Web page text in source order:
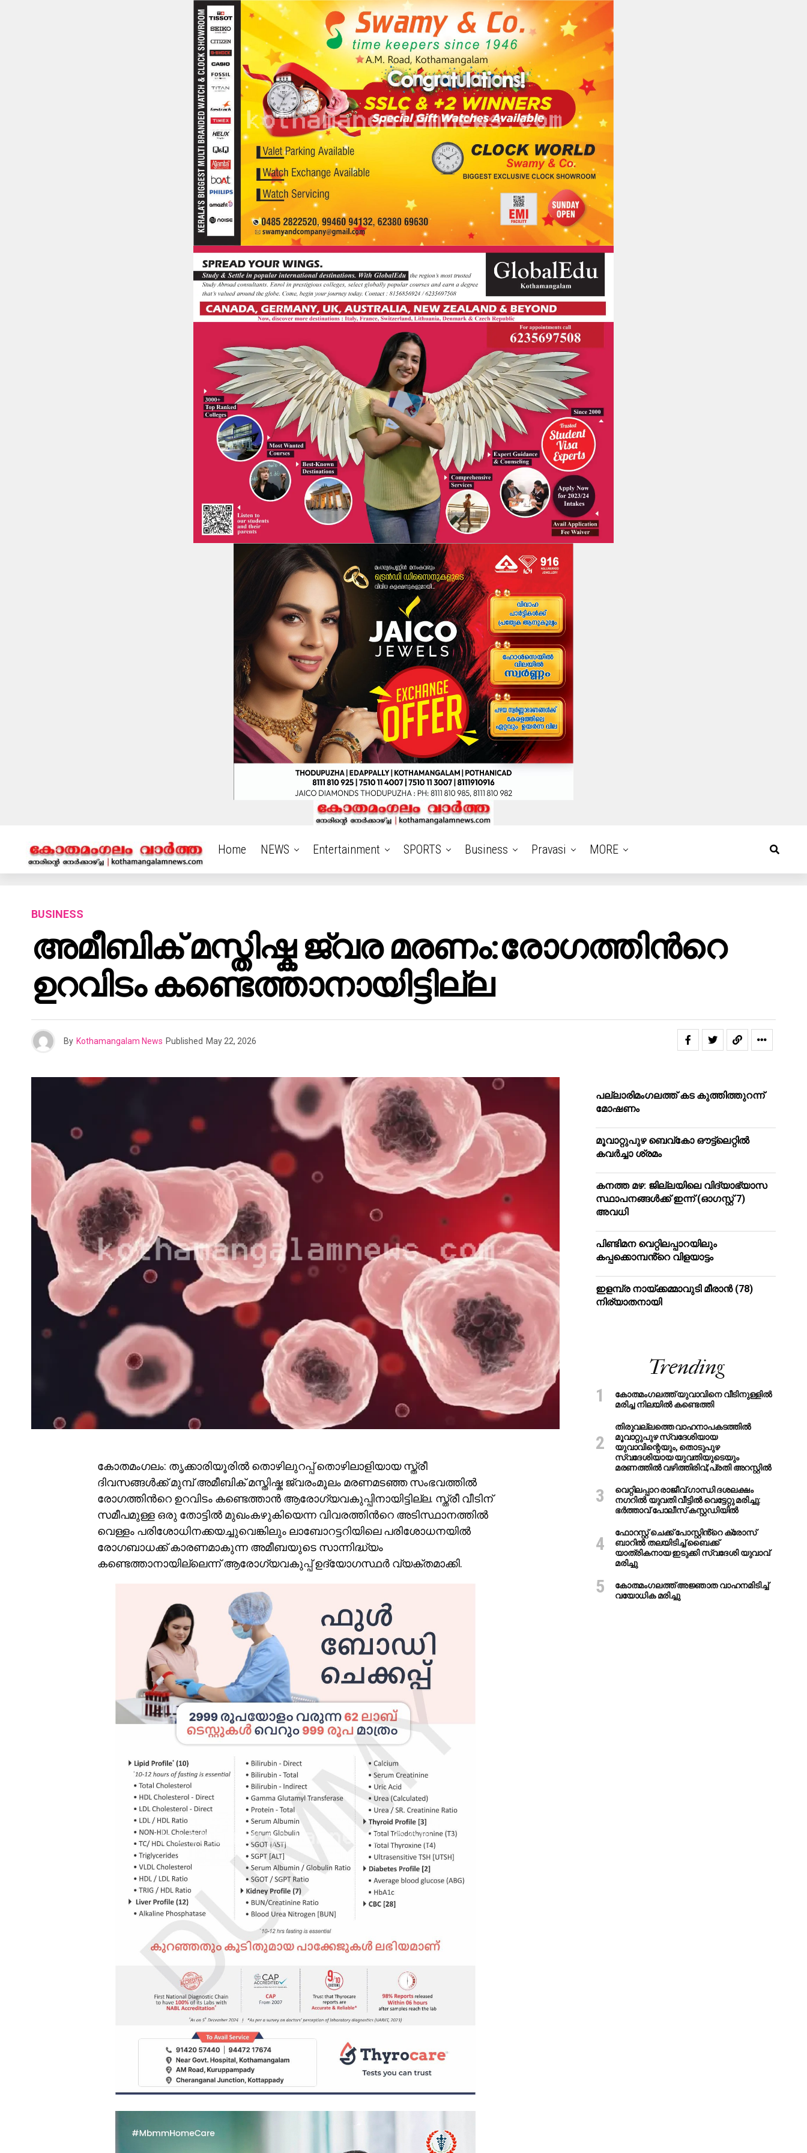
Home NEWS Entertainment SPORTS Business Pravasi MORE
BUSINESS
അമീബിക് മസ്തിഷ്ക ജ്വര മരണം:രോഗത്തിന്‍റെ
ഉറവിടം കണ്ടെത്താനായിട്ടില്ല
By Kothamangalam News Published May 22, 2026
കോതമംഗലം: തൃക്കാരിയൂരില്‍ തൊഴിലുറപ്പ് തൊഴിലാളിയായ സ്ത്രീ
ദിവസങ്ങള്‍ക്ക് മുമ്പ് അമീബിക് മസ്തിഷ്ക ജ്വരംമൂലം മരണമടഞ്ഞ സംഭവത്തിൽ
രോഗത്തിന്‍റെ ഉറവിടം കണ്ടെത്താൻ ആരോഗ്യവകുപ്പിനായിട്ടില്ല. സ്ത്രീ വീടിന്
സമീപമുള്ള ഒരു തോട്ടില്‍ മുഖംകഴുകിയെന്ന വിവരത്തിന്‍റെ അടിസ്ഥാനത്തിൽ
വെള്ളം പരിശോധിനക്കയച്ചുവെങ്കിലും ലാബോറട്ടറിയിലെ പരിശോധനയില്‍
രോഗബാധക്ക് കാരണമാകുന്ന അമീബയുടെ സാന്നിദ്ധ്യം
കണ്ടെത്താനായില്ലെന്ന് ആരോഗ്യവകുപ്പ് ഉദ്യോഗസ്ഥര്‍ വ്യക്തമാക്കി.
പ​ല്ലാ​രി​മം​ഗ​ല​ത്ത് ക​ട കു​ത്തി​ത്തുറ​ന്ന്
മോ​ഷ​ണം
മൂ​വാ​റ്റു​പു​ഴ ബെ​വ്കോ ഔ​ട്ട്‌​ലെ​റ്റിൽ
കവർച്ചാ ശ്രമം
കനത്ത മഴ: ജില്ലയിലെ വിദ്യാഭ്യാസ
സ്ഥാപനങ്ങള്‍ക്ക് ഇന്ന് (ഓഗസ്റ്റ് 7)
അവധി
പിണ്ടിമന വെറ്റിലപ്പാറയിലും
കപ്പക്കൊമ്പൻ്റെ വിളയാട്ടം
ഇളമ്പ്ര നായ്ക്കമ്മാവുടി മീരാൻ (78)
നിര്യാതനായി
Trending
കോതമംഗലത്ത് യുവാവിനെ വീടിനുള്ളിൽ
മരിച്ച നിലയിൽ കണ്ടെത്തി
തിരുവല്ലത്തെ വാഹനാപകടത്തില്‍
മൂവാറ്റുപുഴ സ്വദേശിയായ
യുവാവിന്റെയും, തൊടുപുഴ
സ്വദേശിയായ യുവതിയുടെയും
മരണത്തില്‍ വഴിത്തിരിവ്;പ്രതി അറസ്റ്റില്‍
വെറ്റിലപ്പാറ രാജീവ് ഗാന്ധി ദശലക്ഷം
നഗറിൽ യുവതി വീട്ടിൽ വെട്ടേറ്റു മരിച്ചു:
ഭർത്താവ് പോലീസ് കസ്റ്റഡിയിൽ
ഫോറസ്റ്റ് ചെക്ക് പോസ്റ്റിൻ്റെ ക്രോസ്
ബാറില്‍ തലയിടിച്ച് ബൈക്ക്
യാത്രികനായ ഇടുക്കി സ്വദേശി യുവാവ്
മരിച്ചു
കോതമംഗലത്ത് അജ്ഞാത വാഹനമിടിച്ച്
വയോധിക മരിച്ചു